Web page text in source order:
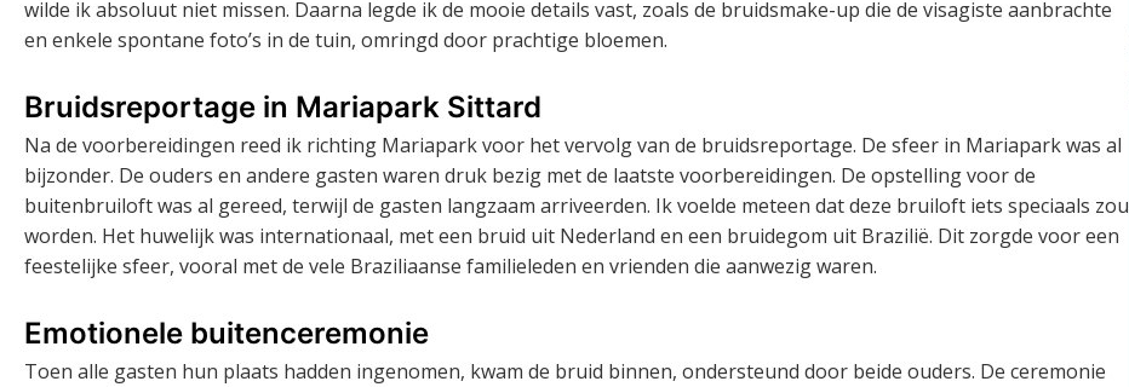
wilde ik absoluut niet missen. Daarna legde ik de mooie details vast, zoals de bruidsmake-up die de visagiste aanbrachte
en enkele spontane foto’s in de tuin, omringd door prachtige bloemen.
Bruidsreportage in Mariapark Sittard
Na de voorbereidingen reed ik richting Mariapark voor het vervolg van de bruidsreportage. De sfeer in Mariapark was al
bijzonder. De ouders en andere gasten waren druk bezig met de laatste voorbereidingen. De opstelling voor de
buitenbruiloft was al gereed, terwijl de gasten langzaam arriveerden. Ik voelde meteen dat deze bruiloft iets speciaals zou
worden. Het huwelijk was internationaal, met een bruid uit Nederland en een bruidegom uit Brazilië. Dit zorgde voor een
feestelijke sfeer, vooral met de vele Braziliaanse familieleden en vrienden die aanwezig waren.
Emotionele buitenceremonie
Toen alle gasten hun plaats hadden ingenomen, kwam de bruid binnen, ondersteund door beide ouders. De ceremonie